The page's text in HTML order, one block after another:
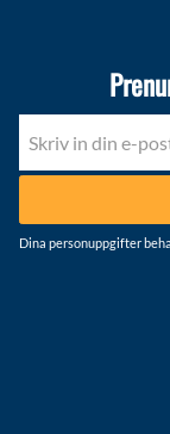
Dina personuppgifter